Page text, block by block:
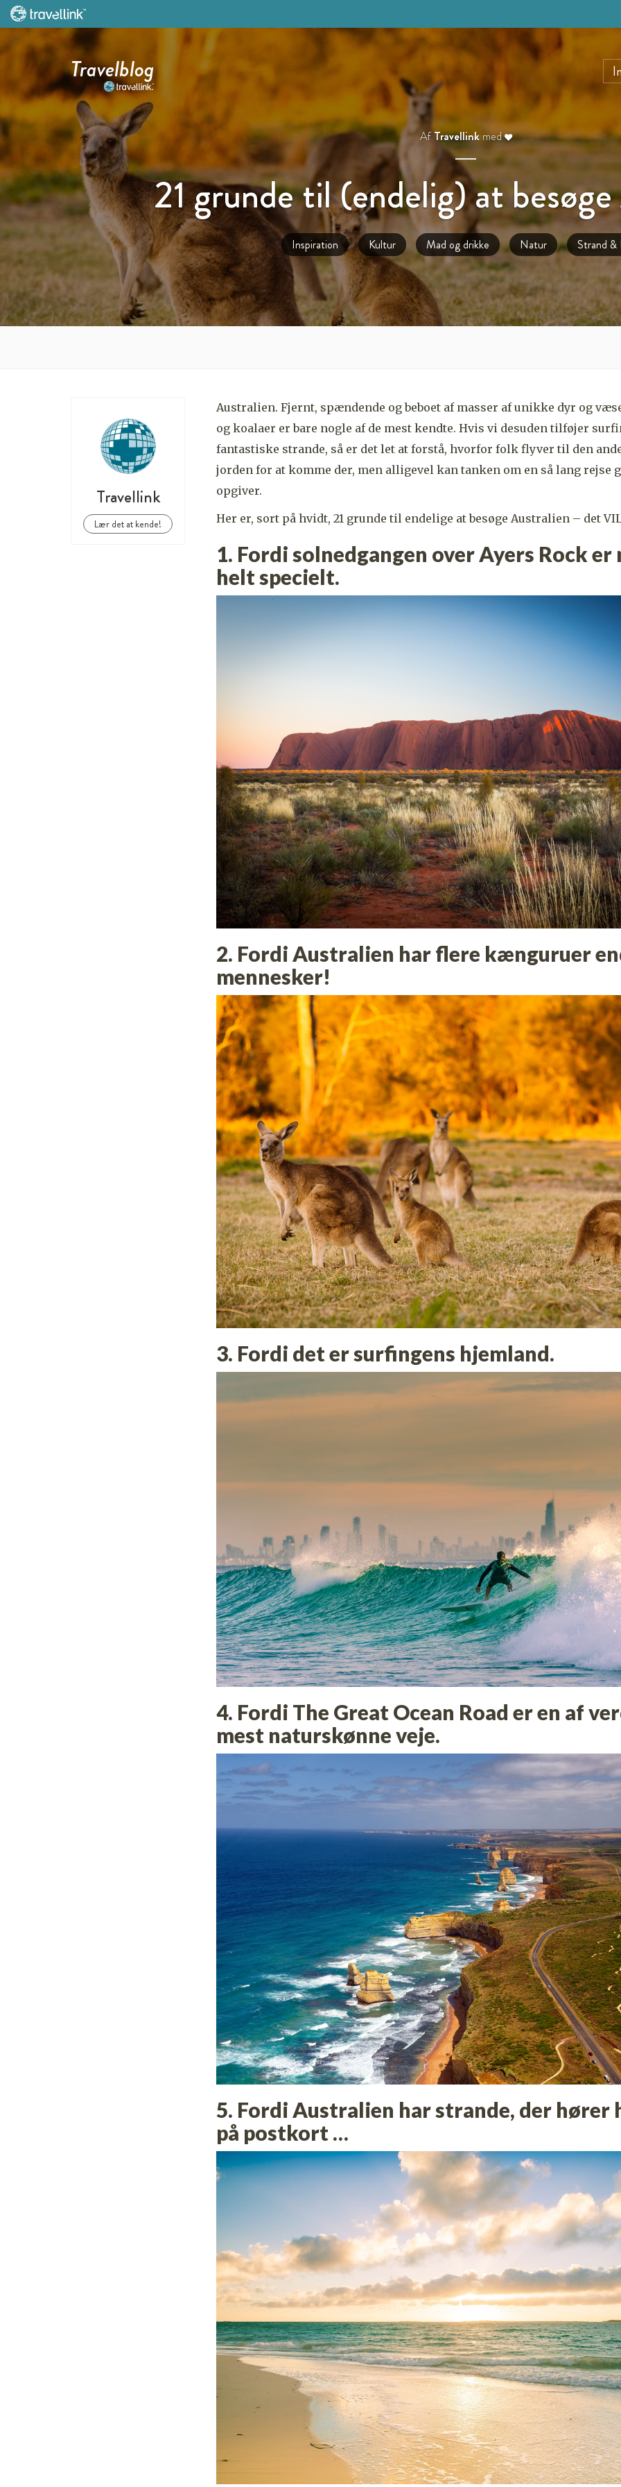
Travelblog
AfTravellinkmed
21 grunde til (endelig) at
Inspiration Kultur Mad og drikke Natur Strand &
Travellink
Lær det at kende!
Australien. Fjernt, spændende og beboet af masser af unikke dyr og
og koalaer er bare nogle af de mest kendte. Hvis vi desuden tilføjer
fantastiske strande, så er det let at forstå, hvorfor folk flyver til den
jorden for at komme der, men alligevel kan tanken om en så lang rejse
opgiver.
Her er, sort på hvidt, 21 grunde til endelige at besøge Australien – det
1. Fordi solnedgangen over Ayers Rock er
helt specielt.
2. Fordi Australien har flere kænguruer
mennesker!
3. Fordi det er surfingens hjemland.
4. Fordi The Great Ocean Road er en af
mest naturskønne veje.
5. Fordi Australien har strande, der hører
på postkort …